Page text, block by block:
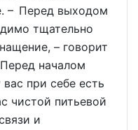
– Перед выходом
тщательно
– говорит
началом
при себе есть
чистой питьевой
и